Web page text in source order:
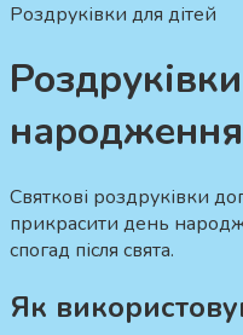
Роздруківки для дітей
народження
Святкові роздруківки
прикрасити день
спогад після свята.
Як